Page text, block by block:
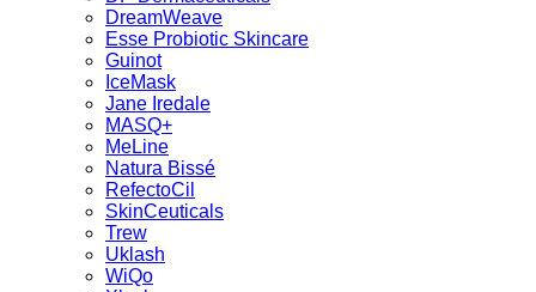
DreamWeave
Esse Probiotic Skincare
Guinot
IceMask
Jane Iredale
MASQ+
MeLine
Natura Bissé
RefectoCil
SkinCeuticals
Trew
Uklash
WiQo